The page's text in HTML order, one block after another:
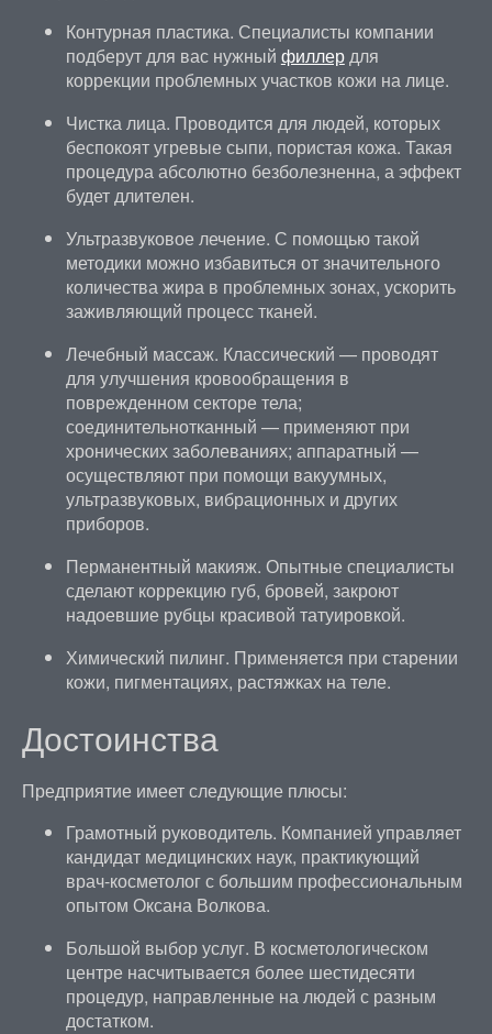
Контурная пластика. Специалисты компании
подберут для вас нужный филлердля
коррекции проблемных участков кожи на лице.
Чистка лица. Проводится для людей, которых
беспокоят угревые сыпи, пористая кожа. Такая
процедура абсолютно безболезненна, а эффект
будет длителен.
Ультразвуковое лечение. С помощью такой
методики можно избавиться от значительного
количества жира в проблемных зонах, ускорить
заживляющий процесс тканей.
Лечебный массаж. Классический — проводят
для улучшения кровообращения в
поврежденном секторе тела;
соединительнотканный — применяют при
хронических заболеваниях; аппаратный —
осуществляют при помощи вакуумных,
ультразвуковых, вибрационных и других
приборов.
Перманентный макияж. Опытные специалисты
сделают коррекцию губ, бровей, закроют
надоевшие рубцы красивой татуировкой.
Химический пилинг. Применяется при старении
кожи, пигментациях, растяжках на теле.
Достоинства
Предприятие имеет следующие плюсы:
Грамотный руководитель. Компанией управляет
кандидат медицинских наук, практикующий
врач-косметолог с большим профессиональным
опытом Оксана Волкова.
Большой выбор услуг. В косметологическом
центре насчитывается более шестидесяти
процедур, направленные на людей с разным
достатком.